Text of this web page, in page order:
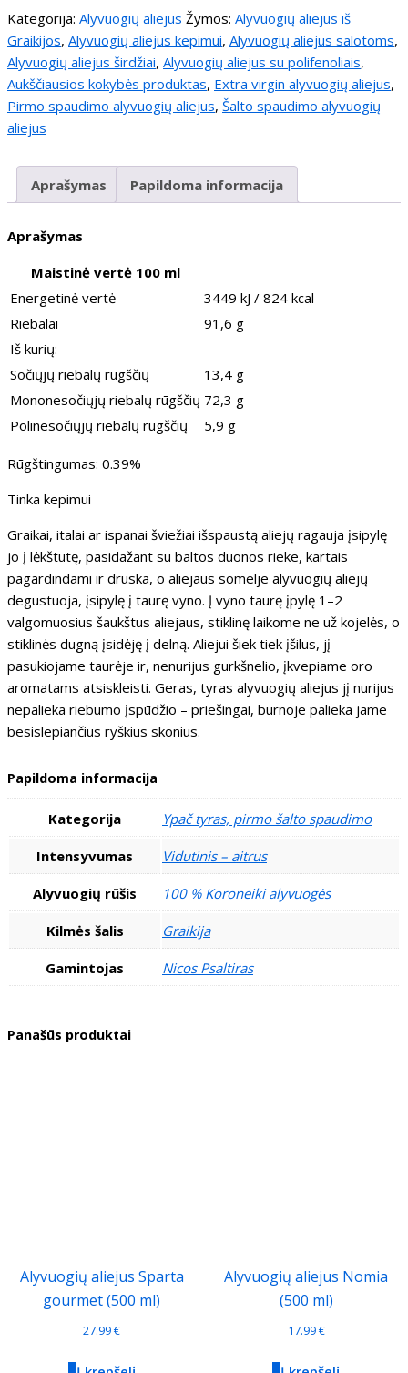
aliejus
Psaltiras
(500
ml)
Kategorija: Alyvuogių aliejus Žymos: Alyvuogių aliejus iš
Graikijos, Alyvuogių aliejus kepimui, Alyvuogių aliejus salotoms,
Alyvuogių aliejus širdžiai, Alyvuogių aliejus su polifenoliais,
Aukščiausios kokybės produktas, Extra virgin alyvuogių aliejus,
Pirmo spaudimo alyvuogių aliejus, Šalto spaudimo alyvuogių
aliejus
Aprašymas Papildoma informacija
Aprašymas
Maistinė vertė 100 ml
Energetinė vertė
3449 kJ / 824 kcal
Riebalai
91,6 g
Iš kurių:
Sočiųjų riebalų rūgščių
13,4 g
Mononesočiųjų riebalų rūgščių 72,3 g
Polinesočiųjų riebalų rūgščių
5,9 g
Rūgštingumas: 0.39%
Tinka kepimui
Graikai, italai ar ispanai šviežiai išspaustą aliejų ragauja įsipylę
jo į lėkštutę, pasidažant su baltos duonos rieke, kartais
pagardindami ir druska, o aliejaus somelje alyvuogių aliejų
degustuoja, įsipylę į taurę vyno. Į vyno taurę įpylę 1–2
valgomuosius šaukštus aliejaus, stiklinę laikome ne už kojelės, o
stiklinės dugną įsidėję į delną. Aliejui šiek tiek įšilus, jį
pasukiojame taurėje ir, nenurijus gurkšnelio, įkvepiame oro
aromatams atsiskleisti. Geras, tyras alyvuogių aliejus jį nurijus
nepalieka riebumo įspūdžio – priešingai, burnoje palieka jame
besislepiančius ryškius skonius.
Papildoma informacija
Kategorija Ypač tyras, pirmo šalto spaudimo
Intensyvumas Vidutinis – aitrus
Alyvuogių rūšis 100 % Koroneiki alyvuogės
Kilmės šalis Graikija
Gamintojas Nicos Psaltiras
Panašūs produktai
Alyvuogių aliejus Sparta
gourmet (500 ml)
27.99€
Alyvuogių aliejus Nomia
(500 ml)
17.99€